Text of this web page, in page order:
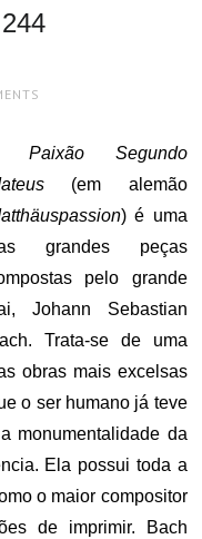
Paixão Segundo
(em alemão
) é uma
grandes peças
pelo grande
Johann Sebastian
Trata-se de uma
obras mais excelsas
o ser humano já teve
monumentalidade da
Ela possui toda a
o maior compositor
de imprimir. Bach